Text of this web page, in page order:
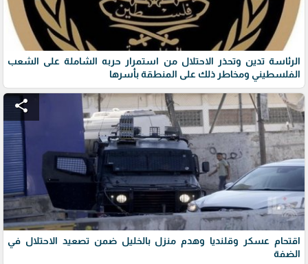
الرئاسة تدين وتحذر الاحتلال من استمرار حربه الشاملة على الشعب
الفلسطيني ومخاطر ذلك على المنطقة بأسرها
share
اقتحام عسكر وقلنديا وهدم منزل بالخليل ضمن تصعيد الاحتلال في
الضفة